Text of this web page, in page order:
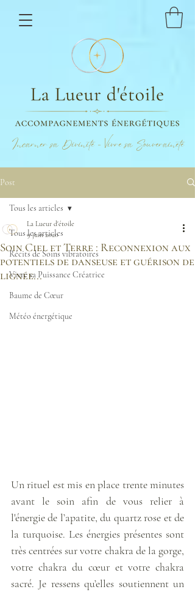
Incarner sa Divinité - Vivre sa Souveraineté
Post
Tous les articles
Récits de Soins vibratoires
Vivre sa Puissance Créatrice
Baume de Cœur
Météo énergétique
Tous les articles
Soin Ciel et Terre : Reconnexion aux
potentiels de danseuse et guérison de
lignée...
La Lueur d'étoile
9 juin 2020
Un rituel est mis en place trente minutes
avant le soin afin de vous relier à
l'énergie de l’apatite, du quartz rose et de
la turquoise. Les énergies présentes sont
très centrées sur votre chakra de la gorge,
votre chakra du cœur et votre chakra
sacré. Je ressens qu’elles soutiennent un